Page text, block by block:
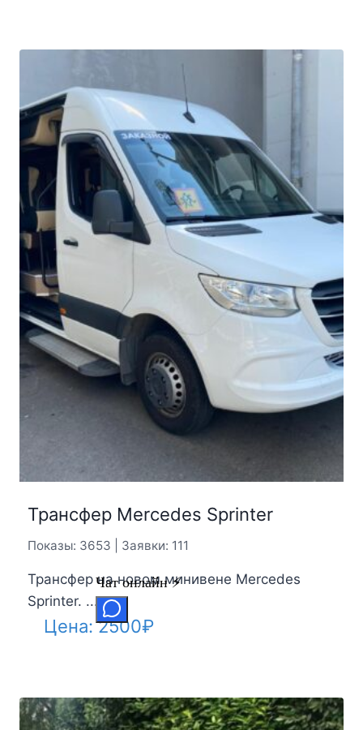
Трансфер Mercedes Sprinter
Показы: 3653 | Заявки: 111
Трансфер на новом минивене Mercedes
Sprinter. ...
Цена:2500₽